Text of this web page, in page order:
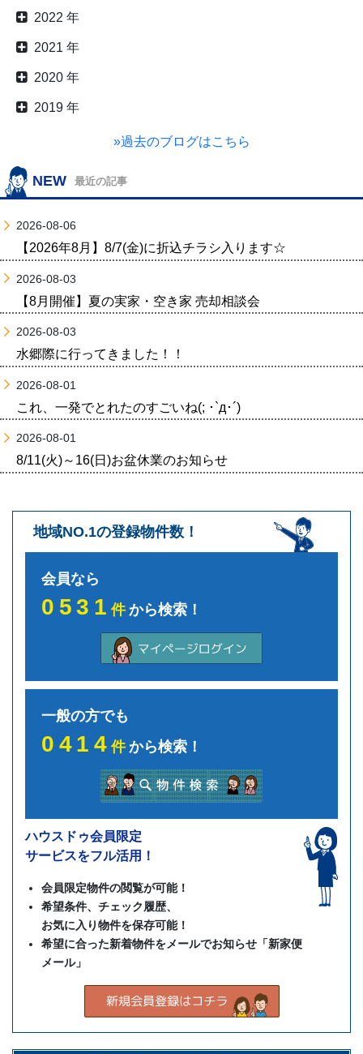
2022 年
2021 年
2020 年
2019 年
»過去のブログはこちら
NEW 最近の記事
2026-08-06
【2026年8月】8/7(金)に折込チラシ入ります☆
2026-08-03
【8月開催】夏の実家・空き家 売却相談会
2026-08-03
水郷際に行ってきました！！
2026-08-01
これ、一発でとれたのすごいね(; ･`д･´)
2026-08-01
8/11(火)～16(日)お盆休業のお知らせ
地域NO.1の登録物件数！
会員なら
0531件から検索！
一般の方でも
0414件から検索！
ハウスドゥ会員限定
サービスをフル活用！
会員限定物件の閲覧が可能！
希望条件、チェック履歴、
お気に入り物件を保存可能！
希望に合った新着物件をメールでお知らせ「新家便
メール」